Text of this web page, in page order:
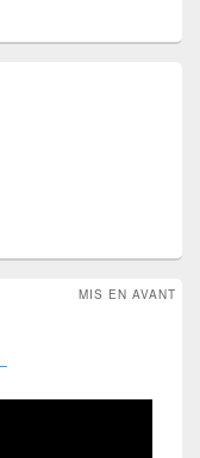
MIS EN AVANT